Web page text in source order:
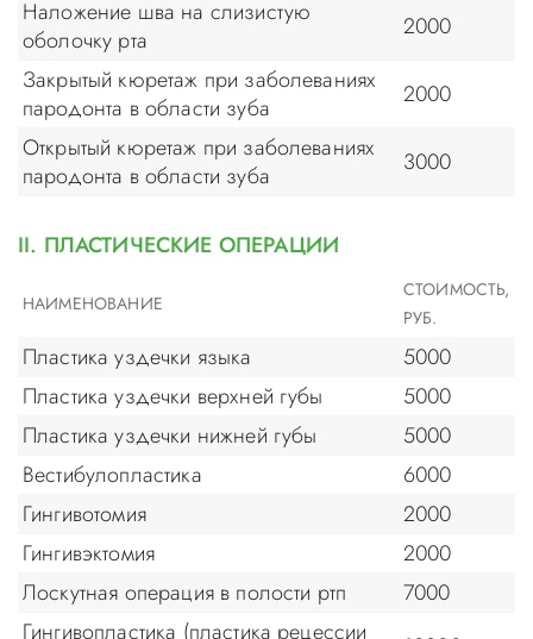
Наложение шва на слизистую
оболочку рта
2000
Закрытый кюретаж при заболеваниях
пародонта в области зуба
2000
Открытый кюретаж при заболеваниях
пародонта в области зуба
3000
II. ПЛАСТИЧЕСКИЕ ОПЕРАЦИИ
НАИМЕНОВАНИЕ
СТОИМОСТЬ,
РУБ.
Пластика уздечки языка
5000
Пластика уздечки верхней губы
5000
Пластика уздечки нижней губы
5000
Вестибулопластика
6000
Гингивотомия
2000
Гингивэктомия
2000
Лоскутная операция в полости ртп
7000
Гингивопластика (пластика рецессии